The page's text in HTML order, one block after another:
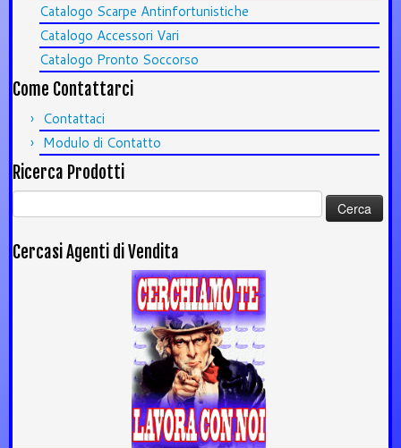
Catalogo Scarpe Antinfortunistiche
Catalogo Accessori Vari
Catalogo Pronto Soccorso
Come Contattarci
Contattaci
Modulo di Contatto
Ricerca Prodotti
Ricerca
per:
Cercasi Agenti di Vendita